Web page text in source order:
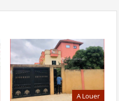
A Louer